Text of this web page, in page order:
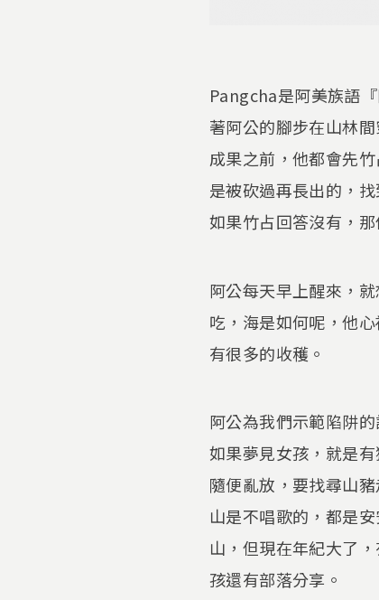
Pangcha是阿美族語
著阿公的腳步在山林
成果之前，他都會先
是被砍過再長出的，
如果竹占回答沒有，那
阿公每天早上醒來，
吃，海是如何呢，他
有很多的收穫。
阿公為我們示範陷阱
如果夢見女孩，就是
隨便亂放，要找尋山
山是不唱歌的，都是
山，但現在年紀大了
孩還有部落分享。